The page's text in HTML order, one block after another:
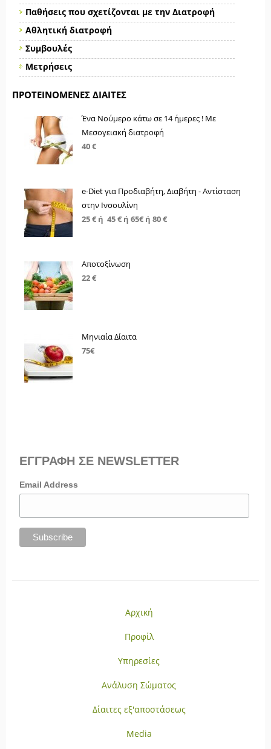
Παθήσεις που σχετίζονται με την Διατροφή
Αθλητική διατροφή
Συμβουλές
Μετρήσεις
ΠΡΟΤΕΙΝΌΜΕΝΕΣ ΔΊΑΙΤΕΣ
Ένα Νούμερο κάτω σε 14 ήμερες ! Με
Μεσογειακή διατροφή
40 €
e-Diet για Προδιαβήτη, Διαβήτη - Αντίσταση
στην Ινσουλίνη
25 € ή 45 € ή 65€ ή 80 €
Αποτοξίνωση
22 €
Μηνιαία Δίαιτα
75€
ΕΓΓΡΑΦΗ ΣΕ NEWSLETTER
Email Address
Αρχική
Προφίλ
Υπηρεσίες
Ανάλυση Σώματος
Δίαιτες εξ'αποστάσεως
Media